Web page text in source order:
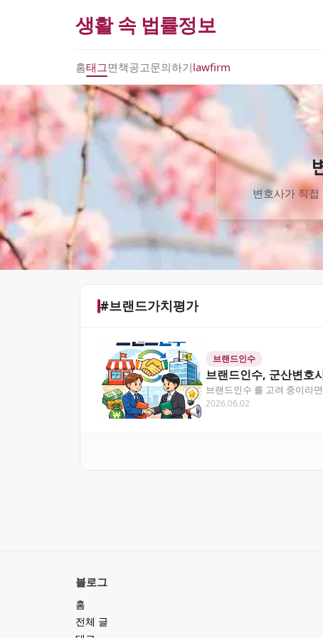
생활 속 법률정보
홈태그면책공고문의하기lawfirm
변호사가 직
#브랜드가치평가
브랜드인수
브랜드인수, 군산변호
브랜드인수 를 고려 중이라
안내합니다. 목차 브랜…
2026.06.02
블로그
홈
전체 글